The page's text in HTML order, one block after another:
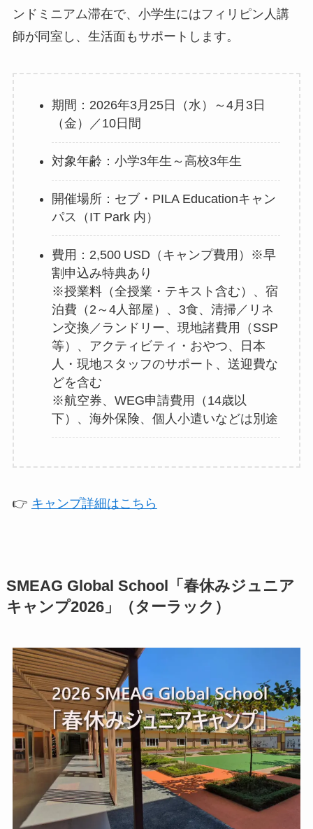
ンドミニアム滞在で、小学生にはフィリピン人講
師が同室し、生活面もサポートします。
期間：2026年3月25日（水）～4月3日
（金）／10日間
対象年齢：小学3年生～高校3年生
開催場所：セブ・PILA Educationキャン
パス（IT Park 内）
費用：2,500 USD（キャンプ費用）※早
割申込み特典あり
※授業料（全授業・テキスト含む）、宿
泊費（2～4人部屋）、3食、清掃／リネ
ン交換／ランドリー、現地諸費用（SSP
等）、アクティビティ・おやつ、日本
人・現地スタッフのサポート、送迎費な
どを含む
※航空券、WEG申請費用（14歳以
下）、海外保険、個人小遣いなどは別途
👉 キャンプ詳細はこちら
SMEAG Global School「春休みジュニア
キャンプ2026」（ターラック）